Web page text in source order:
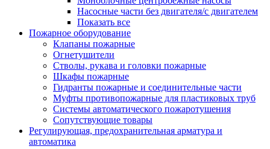
Насосные части без двигателя/с двигателем
Показать все
Пожарное оборудование
Клапаны пожарные
Огнетушители
Стволы, рукава и головки пожарные
Шкафы пожарные
Гидранты пожарные и соединительные части
Муфты противопожарные для пластиковых труб
Системы автоматического пожаротушения
Сопутствующие товары
Регулирующая, предохранительная арматура и
автоматика